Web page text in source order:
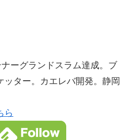
ーグランドスラム達成。ブ
ッター。カエレバ開発。静岡
ら